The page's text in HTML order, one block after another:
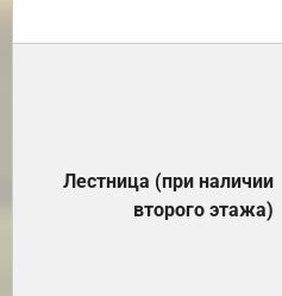
Лестница (при наличии
второго этажа)